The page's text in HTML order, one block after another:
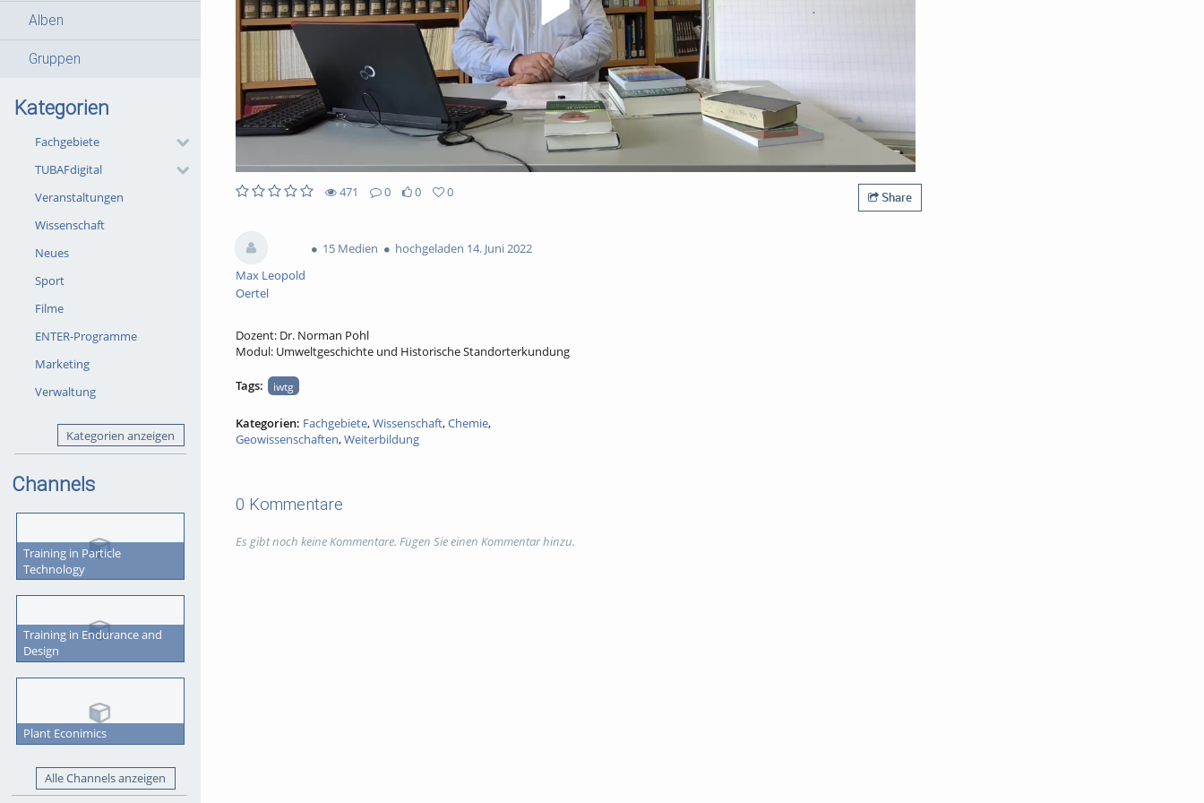
Alben
Gruppen
Kategorien
Fachgebiete
TUBAFdigital
Veranstaltungen
Wissenschaft
Neues
Sport
Filme
ENTER-Programme
Marketing
Verwaltung
Kategorien anzeigen
Channels
Training in Particle
Technology
Training in Endurance and
Design
Plant Econimics
Alle Channels anzeigen
471
0
0
0
Share
Max Leopold
Oertel
15 Medien hochgeladen 14. Juni 2022
Dozent: Dr. Norman Pohl
Modul: Umweltgeschichte und Historische Standorterkundung
Tags: iwtg
Kategorien: Fachgebiete,Wissenschaft,Chemie,
Geowissenschaften,Weiterbildung
0 Kommentare
Es gibt noch keine Kommentare. Fügen Sie einen Kommentar hinzu.